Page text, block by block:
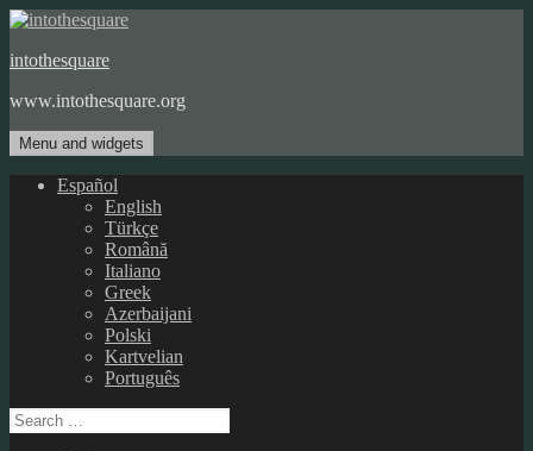
Skip
content
intothesquare
www.intothesquare.org
Menu and widgets
Español
English
Türkçe
Română
Italiano
Greek
Azerbaijani
Polski
Kartvelian
Português
Search
for: